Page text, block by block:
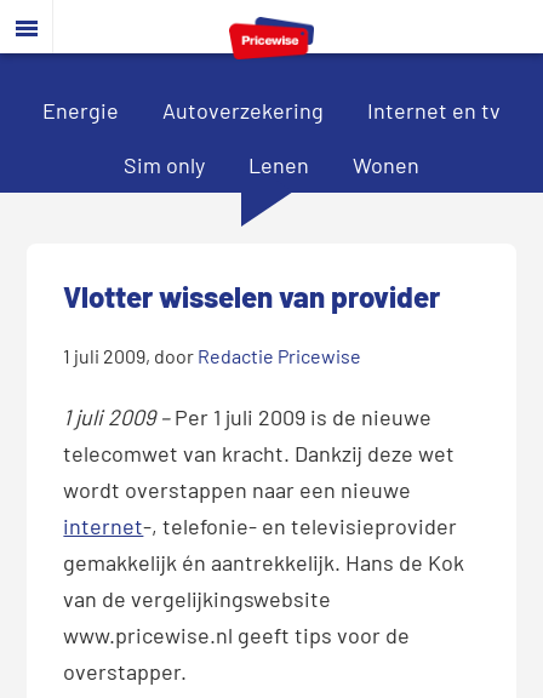
Door
naar
hoofd
Spring
naar
eerste
Spring
naar
voettekst
Energie Autoverzekering Internet en tv
Sim only Lenen Wonen
Vlotter wisselen van provider
1 juli 2009, door Redactie Pricewise
1 juli 2009 –Per 1 juli 2009 is de nieuwe
telecomwet van kracht. Dankzij deze wet
wordt overstappen naar een nieuwe
internet-, telefonie- en televisieprovider
gemakkelijk én aantrekkelijk. Hans de Kok
van de vergelijkingswebsite
www.pricewise.nl geeft tips voor de
overstapper.